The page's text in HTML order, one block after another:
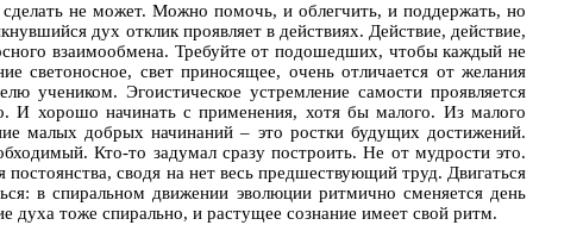
не может. Можно помочь, и облегчить, и поддержать, но
дух отклик проявляет в действиях. Действие, действие,
взаимообмена. Требуйте от подошедших, чтобы каждый не
светоносное, свет приносящее, очень отличается от желания
учеником. Эгоистическое устремление самости проявляется
И хорошо начинать с применения, хотя бы малого. Из малого
малых добрых начинаний – это ростки будущих достижений.
Кто-то задумал сразу построить. Не от мудрости это.
сводя на нет весь предшествующий труд. Двигаться
в спиральном движении эволюции ритмично сменяется день
тоже спирально, и растущее сознание имеет свой ритм.